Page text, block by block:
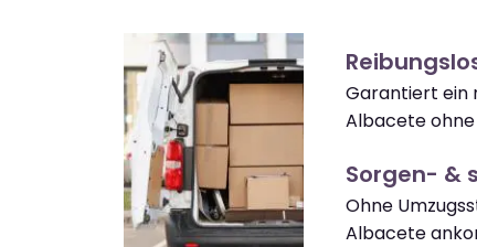
Garantiert ein
Albacete
Sorgen- &
Ohne
Albacete